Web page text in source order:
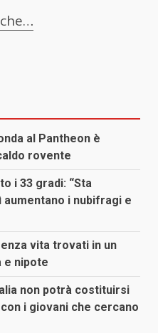
al Pantheon è
rovente
i 33 gradi: “Sta
i nubifragi e
vita trovati in un
e nipote
non potrà costituirsi
i giovani che cercano